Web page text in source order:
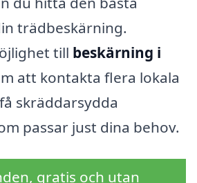
trädbeskärning.
till beskärning i
att kontakta flera lokala
skräddarsydda
passar just dina behov.
gratis och utan